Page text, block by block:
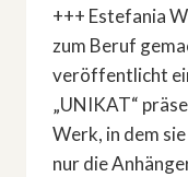
+++ Estefania
zum Beruf
veröffentlicht
„UNIKAT“
Werk, in dem
nur die